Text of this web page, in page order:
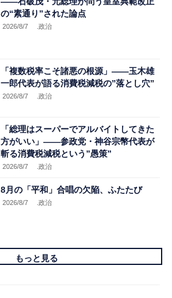
の“素通り”された論点
2026/8/7 .政治
「複数税率こそ諸悪の根源」――玉木雄
一郎代表が語る消費税減税の”落とし穴”
2026/8/7 .政治
「総理はスーパーでアルバイトしてきた
方がいい」――参政党・神谷宗幣代表が
斬る消費税減税という”愚策”
2026/8/7 .政治
8月の「平和」合唱の欠陥、ふたたび
2026/8/7 .政治
もっと見る